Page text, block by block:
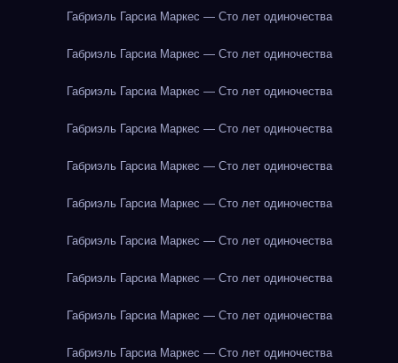
Габриэль Гарсиа Маркес — Сто лет одиночества
Габриэль Гарсиа Маркес — Сто лет одиночества
Габриэль Гарсиа Маркес — Сто лет одиночества
Габриэль Гарсиа Маркес — Сто лет одиночества
Габриэль Гарсиа Маркес — Сто лет одиночества
Габриэль Гарсиа Маркес — Сто лет одиночества
Габриэль Гарсиа Маркес — Сто лет одиночества
Габриэль Гарсиа Маркес — Сто лет одиночества
Габриэль Гарсиа Маркес — Сто лет одиночества
Габриэль Гарсиа Маркес — Сто лет одиночества